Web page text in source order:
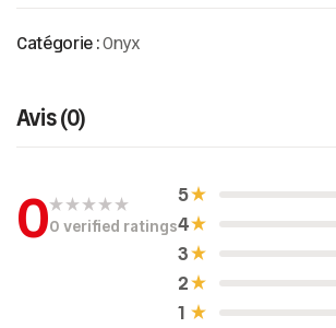
garantit un cachet unique et une forte
Catégorie :Onyx
Avis (0)
0N
0 verified ratings
1
2
3
4
5